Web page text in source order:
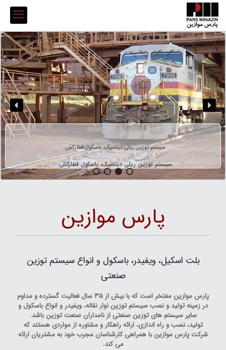
سیستم توزین ریلی دینامیک، باسکول قطارکش
سیستم توزین ریلی دینامیک، باسکول قطارکش
پارس موازین
بلت اسکیل، ویفیدر، باسکول و انواع سیستم توزین
صنعتی
پارس موازین مفتخر است که با بیش از ۳۵ سال فعالیت گسترده و مداوم
در زمینه تولید و نصب سیستم توزین نوار نقاله، ویفیدر و انواع باسکول و
سایر سیستم های توزین صنعتی از نامداران صنعت توزین باشد.
تولید، نصب و راه اندازی، ارائه راهکار و مشاوره از مواردی هستند که
شرکت پارس موازین با همراهی کارشناسان مجرب خود به مشتریان ارائه
می کند.